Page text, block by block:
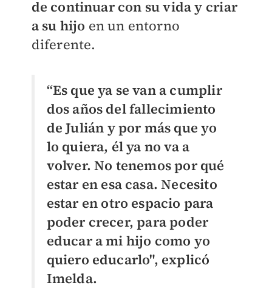
de continuar con su vida y criar
a su hijo en un entorno
diferente.
“Es que ya se van a cumplir
dos años del fallecimiento
de Julián y por más que yo
lo quiera, él ya no va a
volver. No tenemos por qué
estar en esa casa. Necesito
estar en otro espacio para
poder crecer, para poder
educar a mi hijo como yo
quiero educarlo", explicó
Imelda.